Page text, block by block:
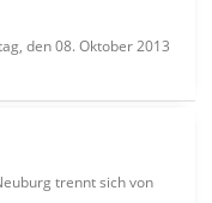
den 08. Oktober 2013
trennt sich von